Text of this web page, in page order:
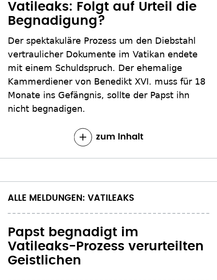
Vatileaks: Folgt auf Urteil die
Begnadigung?
Der spektakuläre Prozess um den Diebstahl
vertraulicher Dokumente im Vatikan endete
mit einem Schuldspruch. Der ehemalige
Kammerdiener von Benedikt XVI. muss für 18
Monate ins Gefängnis, sollte der Papst ihn
nicht begnadigen.
zum Inhalt
ALLE MELDUNGEN: VATILEAKS
Papst begnadigt im
Vatileaks-Prozess verurteilten
Geistlichen